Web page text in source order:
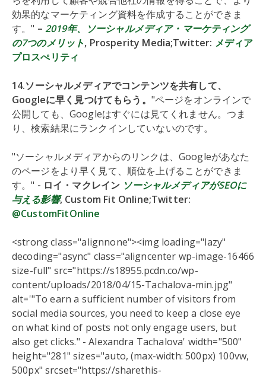
効果的なマーケティング資料を作成することができま
す。" – 2019年、ソーシャルメディア・マーケティング
の7つのメリット, Prosperity Media;Twitter: メディア
プロスぺリティ
14.ソーシャルメディアでコンテンツを共有して、
Googleに早く見つけてもらう。 "ページをオンラインで
公開しても、Googleはすぐには見てくれません。つま
り、検索結果にランクインしていないのです。
"ソーシャルメディアからのリンクは、Googleがあなた
のページをより早く見て、順位を上げることができま
す。" - ロイ・マクレイン ソーシャルメディアがSEOに
与える影響, Custom Fit Online;Twitter:
@CustomFitOnline
<strong class="alignnone"><img loading="lazy"
decoding="async" class="aligncenter wp-image-16466
size-full" src="https://s18955.pcdn.co/wp-
content/uploads/2018/04/15-Tachalova-min.jpg"
alt='"To earn a sufficient number of visitors from
social media sources, you need to keep a close eye
on what kind of posts not only engage users, but
also get clicks." - Alexandra Tachalova' width="500"
height="281" sizes="auto, (max-width: 500px) 100vw,
500px" srcset="https://sharethis-